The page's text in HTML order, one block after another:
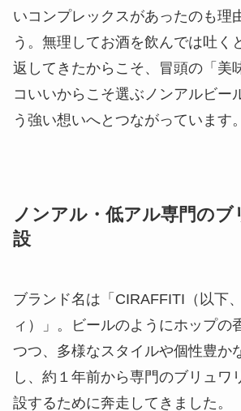
いコンプレックスがあったのも理
う。無理してお酒を飲んでは吐く
返してきたからこそ、冒頭の「美
コいいからこそ選ぶノンアルビー
う強い想いへとつながっています。
ノンアル・低アル専門のブ
設
ブランド名は「CIRAFFITI（以下
ィ）」。ビールのようにホップの
つつ、多様なスタイルや個性豊か
し、約１年前から専門のブリュワ
設するために奔走してきました。